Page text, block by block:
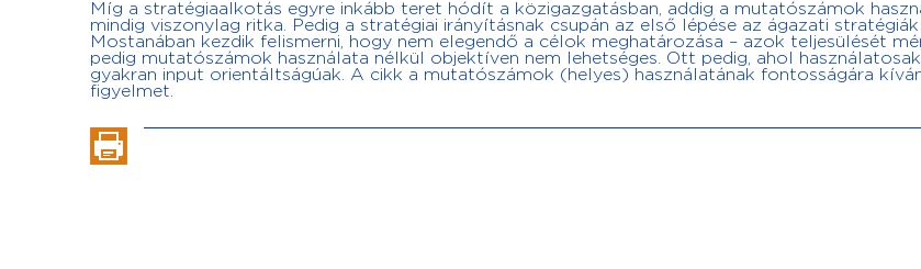
Míg a stratégiaalkotás egyre inkább teret hódít a közigazgatásban, addig a mutatószámok
mindig viszonylag ritka. Pedig a stratégiai irányításnak csupán az első lépése az ágazati
Mostanában kezdik felismerni, hogy nem elegendő a célok meghatározása – azok teljesülését
pedig mutatószámok használata nélkül objektíven nem lehetséges. Ott pedig, ahol
gyakran input orientáltságúak. A cikk a mutatószámok (helyes) használatának fontosságára
figyelmet.